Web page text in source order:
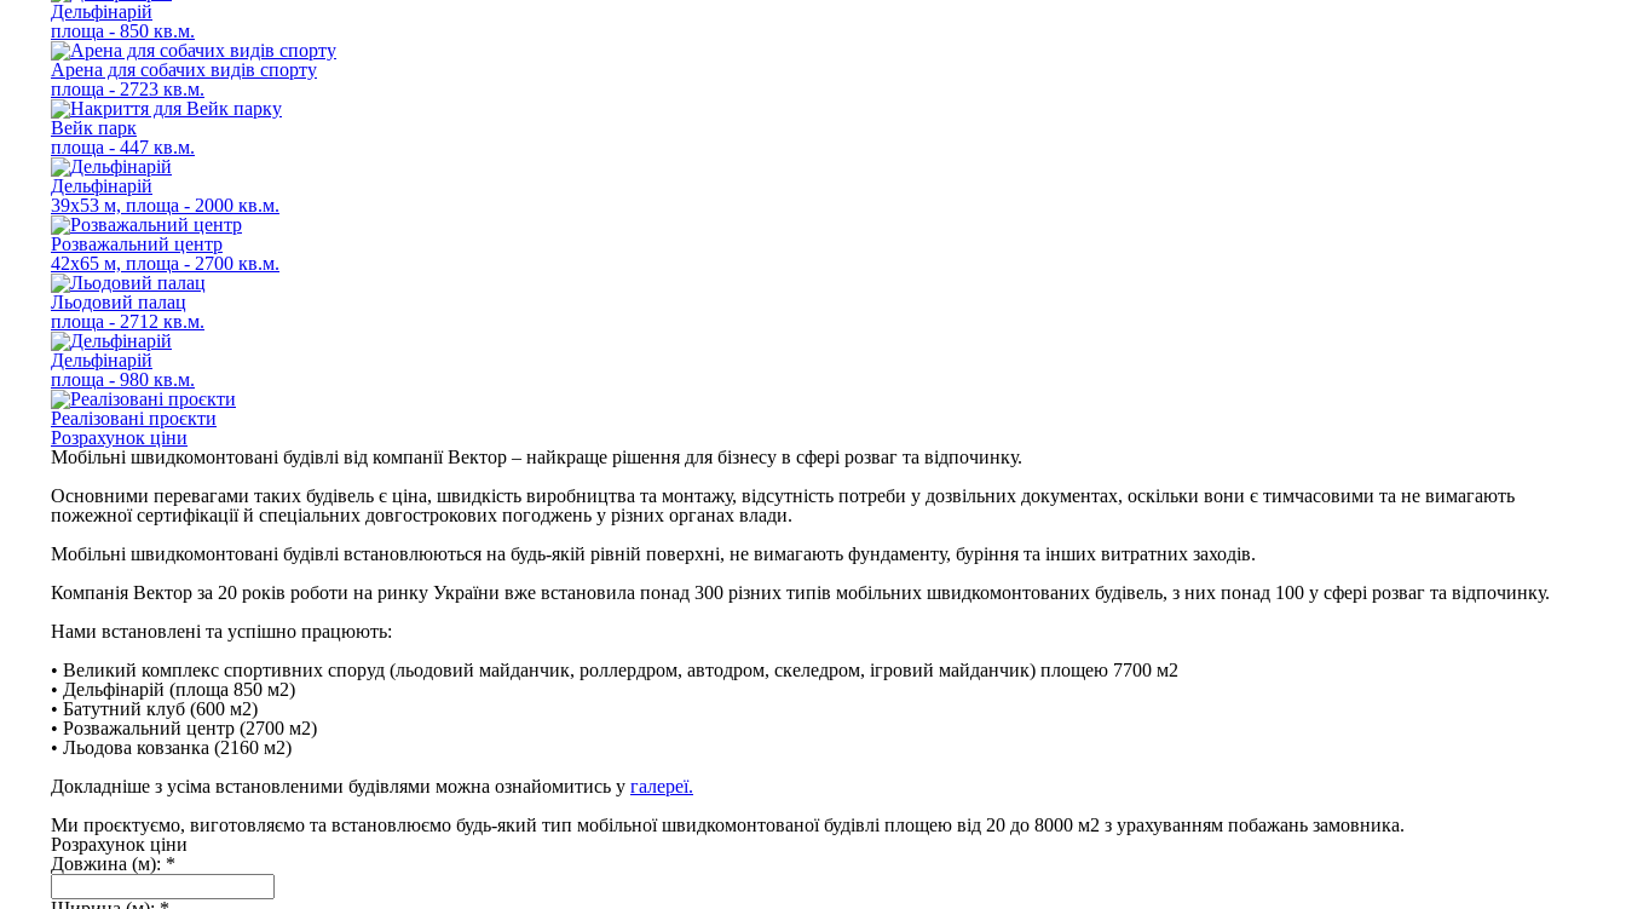
Дельфінарій
площа - 850 кв.м.
Арена для собачих видів спорту
площа - 2723 кв.м.
Вейк парк
площа - 447 кв.м.
Дельфінарій
39х53 м, площа - 2000 кв.м.
Розважальний центр
42х65 м, площа - 2700 кв.м.
Льодовий палац
площа - 2712 кв.м.
Дельфінарій
площа - 980 кв.м.
Реалізовані проєкти
Розрахунок ціни
Мобільні швидкомонтовані будівлі від компанії Вектор – найкраще рішення для бізнесу в сфері розваг та відпочинку.
Основними перевагами таких будівель є ціна, швидкість виробництва та монтажу, відсутність потреби у дозвільних документах, оскільки вони є тимчасовими та не вимагають
пожежної сертифікації й спеціальних довгострокових погоджень у різних органах влади.
Мобільні швидкомонтовані будівлі встановлюються на будь-якій рівній поверхні, не вимагають фундаменту, буріння та інших витратних заходів.
Компанія Вектор за 20 років роботи на ринку України вже встановила понад 300 різних типів мобільних швидкомонтованих будівель, з них понад 100 у сфері розваг та відпочинку.
Нами встановлені та успішно працюють:
• Великий комплекс спортивних споруд (льодовий майданчик, роллердром, автодром, скеледром, ігровий майданчик) площею 7700 м2
• Дельфінарій (площа 850 м2)
• Батутний клуб (600 м2)
• Розважальний центр (2700 м2)
• Льодова ковзанка (2160 м2)
Докладніше з усіма встановленими будівлями можна ознайомитись у галереї.
Ми проєктуємо, виготовляємо та встановлюємо будь-який тип мобільної швидкомонтованої будівлі площею від 20 до 8000 м2 з урахуванням побажань замовника.
Розрахунок ціни
Довжина (м): *